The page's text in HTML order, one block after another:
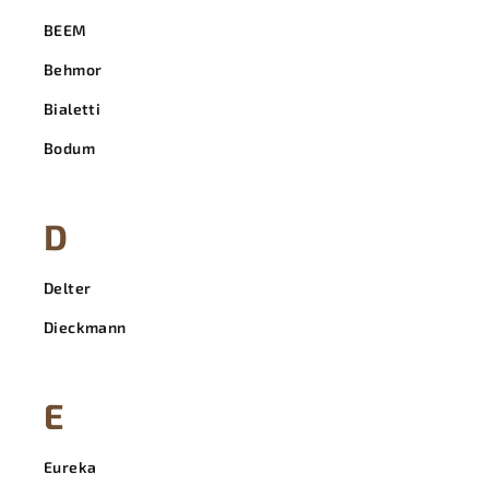
BEEM
Behmor
Bialetti
Bodum
D
Delter
Dieckmann
E
Eureka